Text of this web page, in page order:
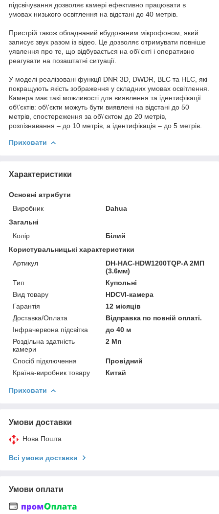
підсвічування дозволяє камері ефективно працювати в
умовах низького освітлення на відстані до 40 метрів.
Пристрій також обладнаний вбудованим мікрофоном, який
записує звук разом із відео. Це дозволяє отримувати повніше
уявлення про те, що відбувається на об\'єкті і оперативно
реагувати на позаштатні ситуації.
У моделі реалізовані функції DNR 3D, DWDR, BLC та HLC, які
покращують якість зображення у складних умовах освітлення.
Камера має такі можливості для виявлення та ідентифікації
об\'єктів: об\'єкти можуть бути виявлені на відстані до 50
метрів, спостереження за об\'єктом до 20 метрів,
розпізнавання – до 10 метрів, а ідентифікація – до 5 метрів.
Приховати
Характеристики
Основні атрибути
Виробник
Dahua
Загальні
Колір
Білий
Користувальницькі характеристики
Артикул
DH-HAC-HDW1200TQP-A 2МП
(3.6мм)
Тип
Купольні
Вид товару
HDCVI-камера
Гарантія
12 місяців
Доставка/Оплата
Відправка по повній оплаті.
Інфрачервона підсвітка
до 40 м
Роздільна здатність
камери
2 Мп
Спосіб підключення
Провідний
Країна-виробник товару
Китай
Приховати
Умови доставки
Нова Пошта
Всі умови доставки
Умови оплати